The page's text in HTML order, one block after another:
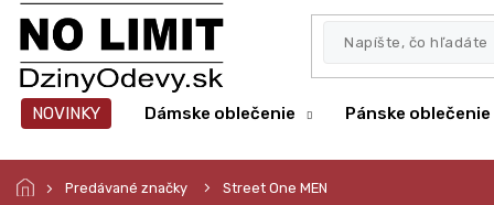
Prejsť
obsah
NOVINKY Dámske oblečenie Pánske oblečenie
Predávané značky Street One MEN